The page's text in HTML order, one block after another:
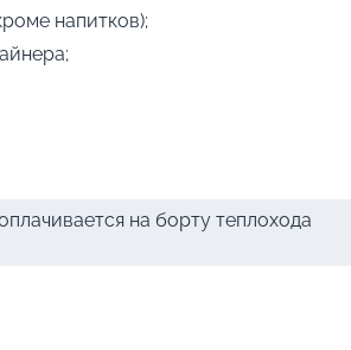
напитков);
на борту теплохода